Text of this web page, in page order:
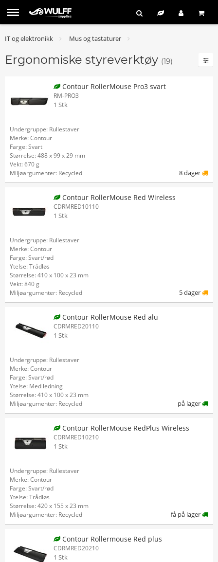
IT og elektronikk Mus og tastaturer
Ergonomiske styreverktøy (19)
Contour RollerMouse Pro3 svart
RM-PRO3
1 Stk
Undergruppe: Rullestaver
Merke: Contour
Farge: Svart
Størrelse: 488 x 99 x 29 mm
Vekt: 670 g
Miljøargumenter: Recycled
8 dager
Contour RollerMouse Red Wireless
CDRMRED10110
1 Stk
Undergruppe: Rullestaver
Merke: Contour
Farge: Svart/rød
Ytelse: Trådløs
Størrelse: 410 x 100 x 23 mm
Vekt: 840 g
Miljøargumenter: Recycled
5 dager
Contour RollerMouse Red alu
CDRMRED20110
1 Stk
Undergruppe: Rullestaver
Merke: Contour
Farge: Svart/rød
Ytelse: Med ledning
Størrelse: 410 x 100 x 23 mm
Miljøargumenter: Recycled
på lager
Contour RollerMouse RedPlus Wireless
CDRMRED10210
1 Stk
Undergruppe: Rullestaver
Merke: Contour
Farge: Svart/rød
Ytelse: Trådløs
Størrelse: 420 x 155 x 23 mm
Miljøargumenter: Recycled
få på lager
Contour Rollermouse Red plus
CDRMRED20210
1 Stk